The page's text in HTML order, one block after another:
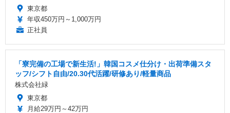
東京都
年収450万円～1,000万円
正社員
「寮完備の工場で新生活!」韓国コスメ仕分け・出荷準備スタ
ッフ/シフト自由/20.30代活躍/研修あり/軽量商品
株式会社緑
東京都
月給29万円～42万円